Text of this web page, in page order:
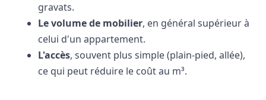
gravats.
Le volume de mobilier, en général supérieur à
celui d'un appartement.
L'accès, souvent plus simple (plain-pied, allée),
ce qui peut réduire le coût au m³.